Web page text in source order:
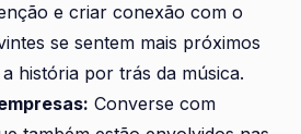
e criar conexão com o
se sentem mais próximos
história por trás da música.
Converse com